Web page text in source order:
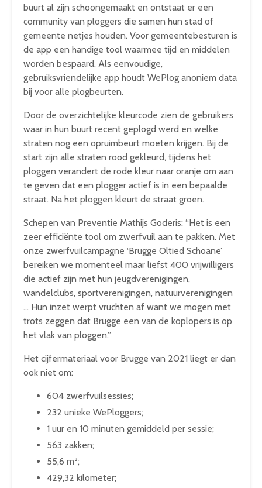
buurt al zijn schoongemaakt en ontstaat er een
community van ploggers die samen hun stad of
gemeente netjes houden. Voor gemeentebesturen is
de app een handige tool waarmee tijd en middelen
worden bespaard. Als eenvoudige,
gebruiksvriendelijke app houdt WePlog anoniem data
bij voor alle plogbeurten.
Door de overzichtelijke kleurcode zien de gebruikers
waar in hun buurt recent geplogd werd en welke
straten nog een opruimbeurt moeten krijgen. Bij de
start zijn alle straten rood gekleurd, tijdens het
ploggen verandert de rode kleur naar oranje om aan
te geven dat een plogger actief is in een bepaalde
straat. Na het ploggen kleurt de straat groen.
Schepen van Preventie Mathijs Goderis: “Het is een
zeer efficiënte tool om zwerfvuil aan te pakken. Met
onze zwerfvuilcampagne ‘Brugge Oltied Schoane’
bereiken we momenteel maar liefst 400 vrijwilligers
die actief zijn met hun jeugdverenigingen,
wandelclubs, sportverenigingen, natuurverenigingen
… Hun inzet werpt vruchten af want we mogen met
trots zeggen dat Brugge een van de koplopers is op
het vlak van ploggen.”
Het cijfermateriaal voor Brugge van 2021 liegt er dan
ook niet om:
604 zwerfvuilsessies;
232 unieke WePloggers;
1 uur en 10 minuten gemiddeld per sessie;
563 zakken;
55,6 m³;
429,32 kilometer;